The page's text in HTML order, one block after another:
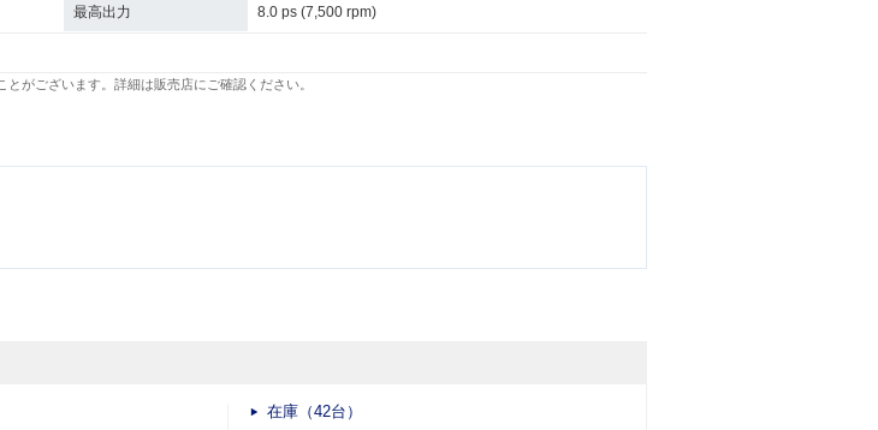
最高出力 8.0 ps (7,500 rpm)
がございます。詳細は販売店にご確認ください。
在庫（42台）